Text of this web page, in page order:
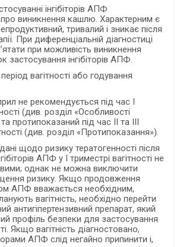
інгібіторів АПФ
виникнення кашлю. Характерним є
тривалий і зникає після
При диференціальній діагностиці
при можливість виникнення
застосування інгібіторів АПФ.
вагітності або годування
не рекомендується під час I
(див. розділ «Особливості
протипоказаний під час II та III
(див. розділ «Протипоказання»).
дані щодо ризику тератогенності після
АПФ у I триместрі вагітності не
однак не можна виключити
ризику. Якщо продовження
АПФ вважається необхідним,
вагітність, необхідно перейти
антигіпертензивний препарат, який
профіль безпеки для застосування
Якщо вагітність діагностовано,
АПФ слід негайно припинити і,